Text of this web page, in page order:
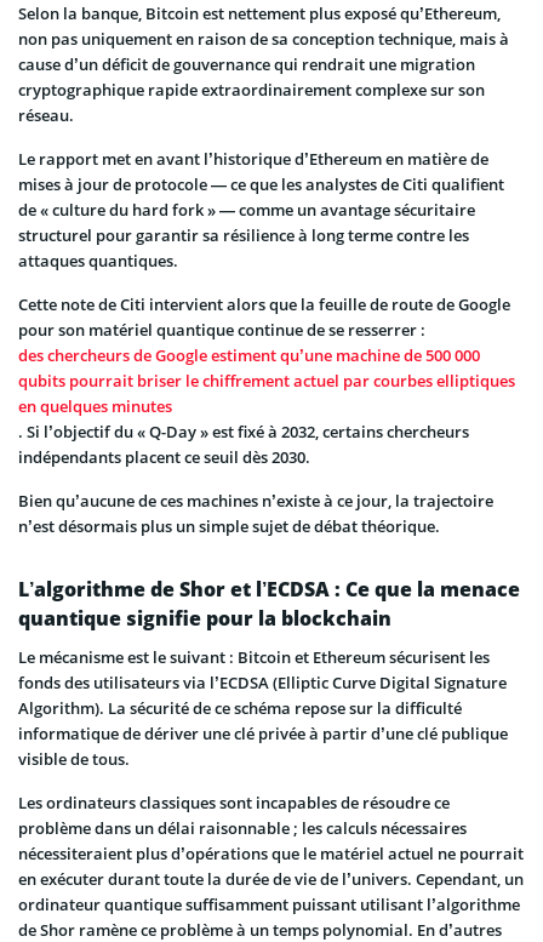
Selon la banque, Bitcoin est nettement plus exposé qu’Ethereum,
non pas uniquement en raison de sa conception technique, mais à
cause d’un déficit de gouvernance qui rendrait une migration
cryptographique rapide extraordinairement complexe sur son
réseau.
Le rapport met en avant l’historique d’Ethereum en matière de
mises à jour de protocole — ce que les analystes de Citi qualifient
de « culture du hard fork » — comme un avantage sécuritaire
structurel pour garantir sa résilience à long terme contre les
attaques quantiques.
Cette note de Citi intervient alors que la feuille de route de Google
pour son matériel quantique continue de se resserrer :
des chercheurs de Google estiment qu’une machine de 500 000
qubits pourrait briser le chiffrement actuel par courbes elliptiques
en quelques minutes
. Si l’objectif du « Q-Day » est fixé à 2032, certains chercheurs
indépendants placent ce seuil dès 2030.
Bien qu’aucune de ces machines n’existe à ce jour, la trajectoire
n’est désormais plus un simple sujet de débat théorique.
L’algorithme de Shor et l’ECDSA : Ce que la menace
quantique signifie pour la blockchain
Le mécanisme est le suivant : Bitcoin et Ethereum sécurisent les
fonds des utilisateurs via l’ECDSA (Elliptic Curve Digital Signature
Algorithm). La sécurité de ce schéma repose sur la difficulté
informatique de dériver une clé privée à partir d’une clé publique
visible de tous.
Les ordinateurs classiques sont incapables de résoudre ce
problème dans un délai raisonnable ; les calculs nécessaires
nécessiteraient plus d’opérations que le matériel actuel ne pourrait
en exécuter durant toute la durée de vie de l’univers. Cependant, un
ordinateur quantique suffisamment puissant utilisant l’algorithme
de Shor ramène ce problème à un temps polynomial. En d’autres